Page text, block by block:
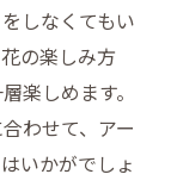
しなくてもい
の楽しみ方
楽しめます。
わせて、アー
いかがでしょ